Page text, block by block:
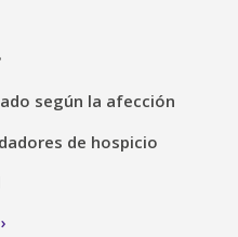
según la afección
de hospicio